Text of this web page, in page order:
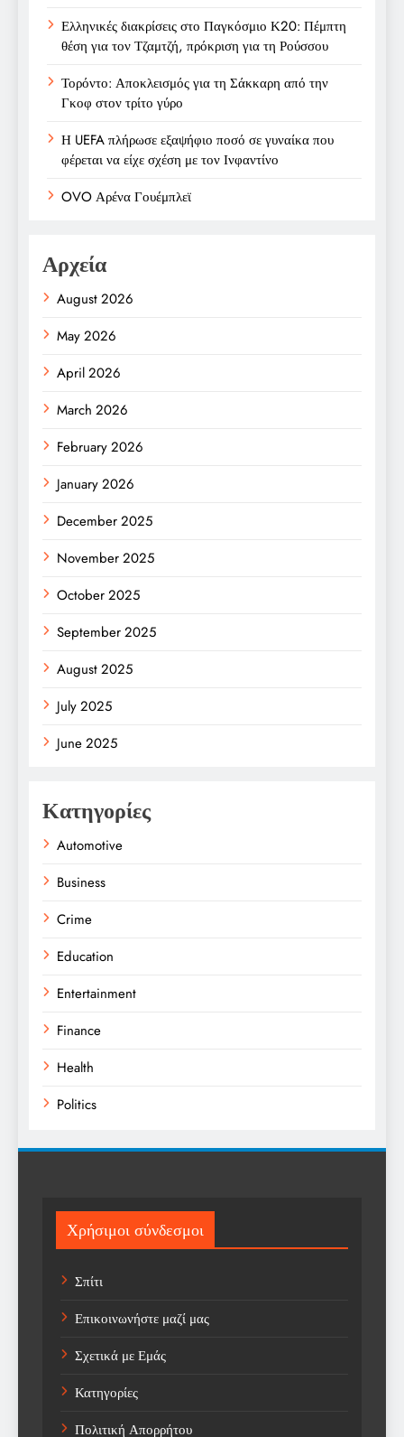
Ελληνικές διακρίσεις στο Παγκόσμιο Κ20: Πέμπτη
θέση για τον Τζαμτζή, πρόκριση για τη Ρούσσου
Τορόντο: Αποκλεισμός για τη Σάκκαρη από την
Γκοφ στον τρίτο γύρο
Η UEFA πλήρωσε εξαψήφιο ποσό σε γυναίκα που
φέρεται να είχε σχέση με τον Ινφαντίνο
OVO Αρένα Γουέμπλεϊ
Αρχεία
August 2026
May 2026
April 2026
March 2026
February 2026
January 2026
December 2025
November 2025
October 2025
September 2025
August 2025
July 2025
June 2025
Κατηγορίες
Automotive
Business
Crime
Education
Entertainment
Finance
Health
Politics
Sport
Sports
Technology
Trending
Weather
Αγορά
Χρήσιμοι σύνδεσμοι
Σπίτι
Επικοινωνήστε μαζί μας
Σχετικά με Εμάς
Κατηγορίες
Πολιτική Απορρήτου